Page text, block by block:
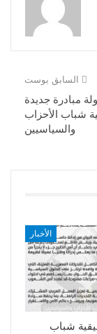
السابق بوست
مبادرة جديدة
شباب الأحزاب
والسياسيين
الأخبار
شباب